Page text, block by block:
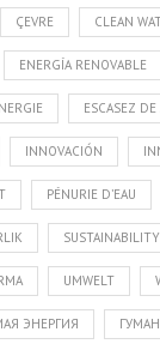
ÇEVRE CLEAN
ENERGÍA RENOVABLE
ESCASEZ DE
INNOVACIÓN
PÉNURIE D’EAU
SUSTAINABILITY
UMWELT
ЭНЕРГИЯ